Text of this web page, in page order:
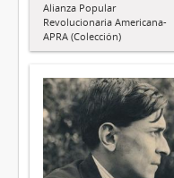
Alianza Popular
Revolucionaria Americana-
APRA (Colección)